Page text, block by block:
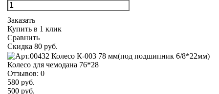
Заказать
Купить в 1 клик
Сравнить
Скидка 80 руб.
Колесо для чемодана 76*28
Отзывов: 0
580 руб.
500 руб.